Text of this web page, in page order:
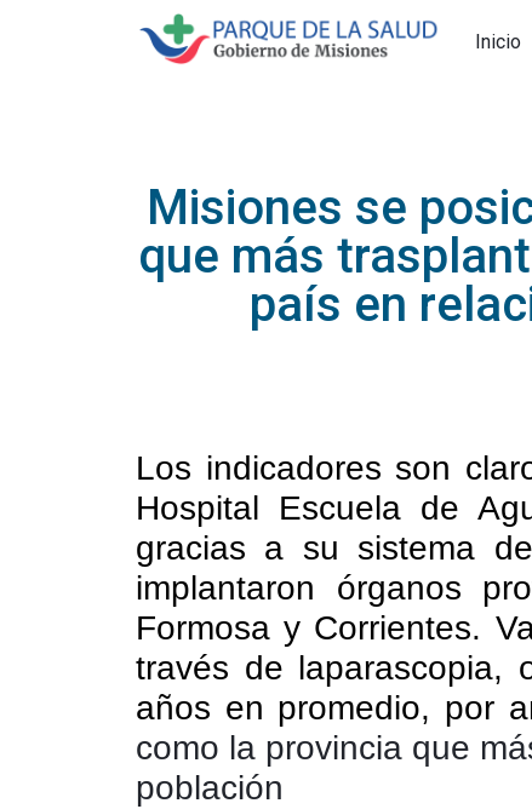
Inicio
Misiones se
que más
país en
Los indicadores son
Hospital Escuela de
gracias a su sistema
implantaron órganos
Formosa y Corrientes.
través de laparascopia,
años en promedio, por
como la provincia que
población